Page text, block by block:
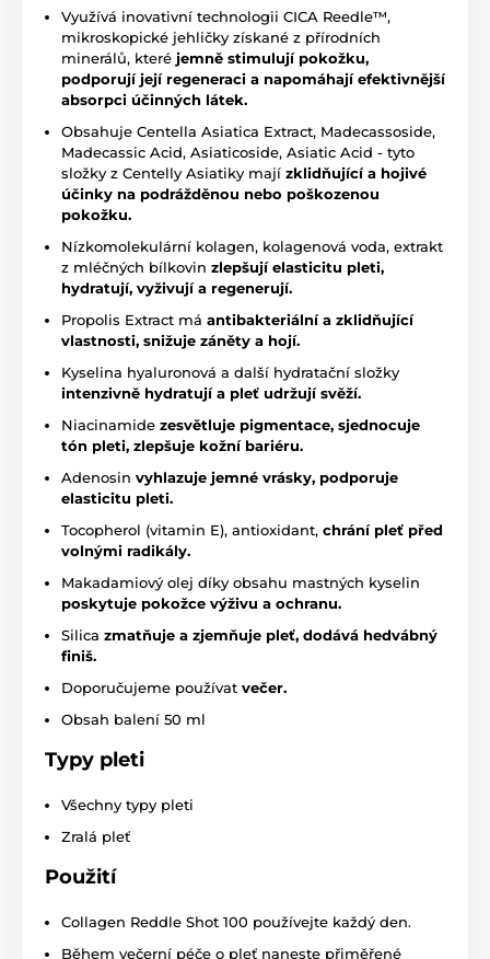
Využívá inovativní technologii CICA Reedle™,
mikroskopické jehličky získané z přírodních
minerálů, které jemně stimulují pokožku,
podporují její regeneraci a napomáhají efektivnější
absorpci účinných látek.
Obsahuje Centella Asiatica Extract, Madecassoside,
Madecassic Acid, Asiaticoside, Asiatic Acid - tyto
složky z Centelly Asiatiky mají zklidňující a hojivé
účinky na podrážděnou nebo poškozenou
pokožku.
Nízkomolekulární kolagen, kolagenová voda, extrakt
z mléčných bílkovin zlepšují elasticitu pleti,
hydratují, vyživují a regenerují.
Propolis Extract má antibakteriální a zklidňující
vlastnosti, snižuje záněty a hojí.
Kyselina hyaluronová a další hydratační složky
intenzivně hydratují a pleť udržují svěží.
Niacinamide zesvětluje pigmentace, sjednocuje
tón pleti, zlepšuje kožní bariéru.
Adenosin vyhlazuje jemné vrásky, podporuje
elasticitu pleti.
Tocopherol (vitamin E), antioxidant, chrání pleť před
volnými radikály.
Makadamiový olej díky obsahu mastných kyselin
poskytuje pokožce výživu a ochranu.
Silica zmatňuje a zjemňuje pleť, dodává hedvábný
finiš.
Doporučujeme používat večer.
Obsah balení 50 ml
Typy pleti
Všechny typy pleti
Zralá pleť
Použití
Collagen Reddle Shot 100 používejte každý den.
Během večerní péče o pleť naneste přiměřené